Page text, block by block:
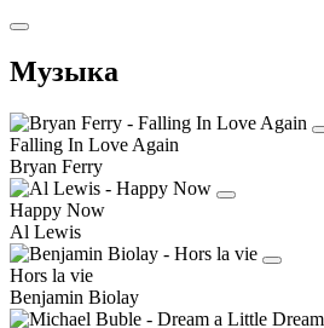
Музыка
Falling In Love Again
Bryan Ferry
Happy Now
Al Lewis
Hors la vie
Benjamin Biolay